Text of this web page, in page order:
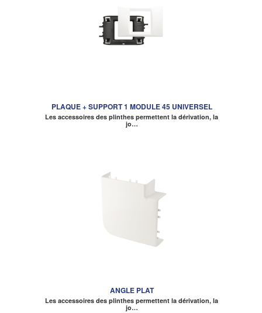
PLAQUE + SUPPORT 1 MODULE 45 UNIVERSEL
Les accessoires des plinthes permettent la dérivation, la
jo…
ANGLE PLAT
Les accessoires des plinthes permettent la dérivation, la
jo…